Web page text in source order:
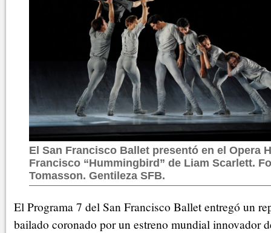
El San Francisco Ballet presentó en el Opera
Francisco “Hummingbird” de Liam Scarlett.
Tomasson. Gentileza SFB.
El Programa 7 del San Francisco Ballet entregó un
bailado coronado por un estreno mundial innovador